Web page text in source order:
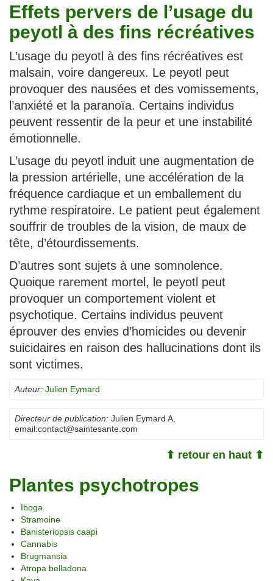
Effets pervers de l’usage du
peyotl à des fins récréatives
L’usage du peyotl à des fins récréatives est
malsain, voire dangereux. Le peyotl peut
provoquer des nausées et des vomissements,
l’anxiété et la paranoïa. Certains individus
peuvent ressentir de la peur et une instabilité
émotionnelle.
L’usage du peyotl induit une augmentation de
la pression artérielle, une accélération de la
fréquence cardiaque et un emballement du
rythme respiratoire. Le patient peut également
souffrir de troubles de la vision, de maux de
tête, d’étourdissements.
D’autres sont sujets à une somnolence.
Quoique rarement mortel, le peyotl peut
provoquer un comportement violent et
psychotique. Certains individus peuvent
éprouver des envies d’homicides ou devenir
suicidaires en raison des hallucinations dont ils
sont victimes.
Auteur: Julien Eymard
Directeur de publication: Julien Eymard A
email:contact@saintesante.com
⬆ retour en haut ⬆
Plantes psychotropes
Iboga
Stramoine
Banisteriopsis caapi
Cannabis
Brugmansia
Atropa belladona